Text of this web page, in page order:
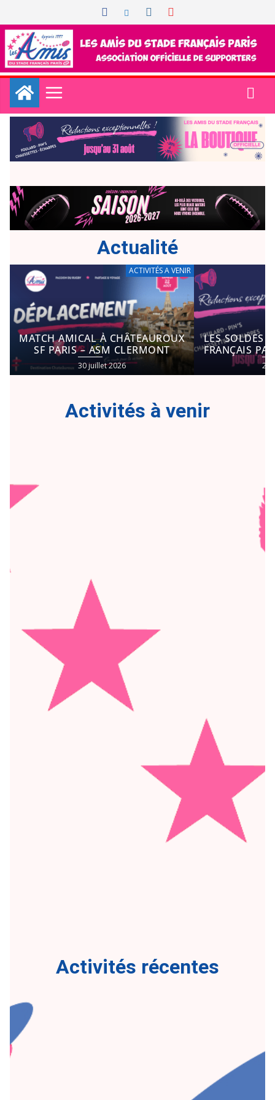
Actualité
ACTIVITÉS A VENIR
MATCH AMICAL À CHÂTEAUROUX
SF PARIS – ASM CLERMONT
30 juillet 2026
LES SOLDES
FRANÇAIS
29
Activités à venir​
Activités récentes​